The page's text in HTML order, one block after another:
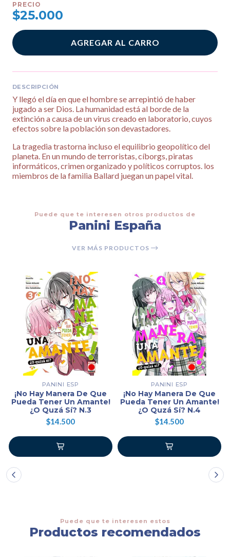
PRECIO
$25.000
AGREGAR AL CARRO
DESCRIPCIÓN
Y llegó el día en que el hombre se arrepintió de haber
jugado a ser Dios. La humanidad está al borde de la
extinción a causa de un virus creado en laboratorio, cuyos
efectos sobre la población son devastadores.
La tragedia trastorna incluso el equilibrio geopolítico del
planeta. En un mundo de terroristas, cíborgs, piratas
informáticos, crimen organizado y políticos corruptos. los
miembros de la familia Ballard juegan un papel vital.
Puede que te interesen otros productos de
Panini España
VER MÁS PRODUCTOS
PANINI ESP
¡No Hay Manera De Que
Pueda Tener Un Amante!
¿O Quzá Sí? N.3
$14.500
PANINI ESP
¡No Hay Manera De Que
Pueda Tener Un Amante!
¿O Quzá Sí? N.4
$14.500
Puede que te interesen estos
Productos recomendados